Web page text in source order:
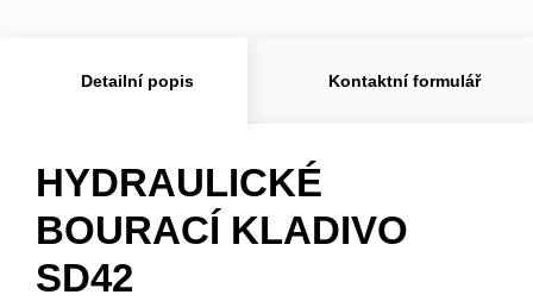
Detailní popis Kontaktní formulář
HYDRAULICKÉ
BOURACÍ KLADIVO
SD42